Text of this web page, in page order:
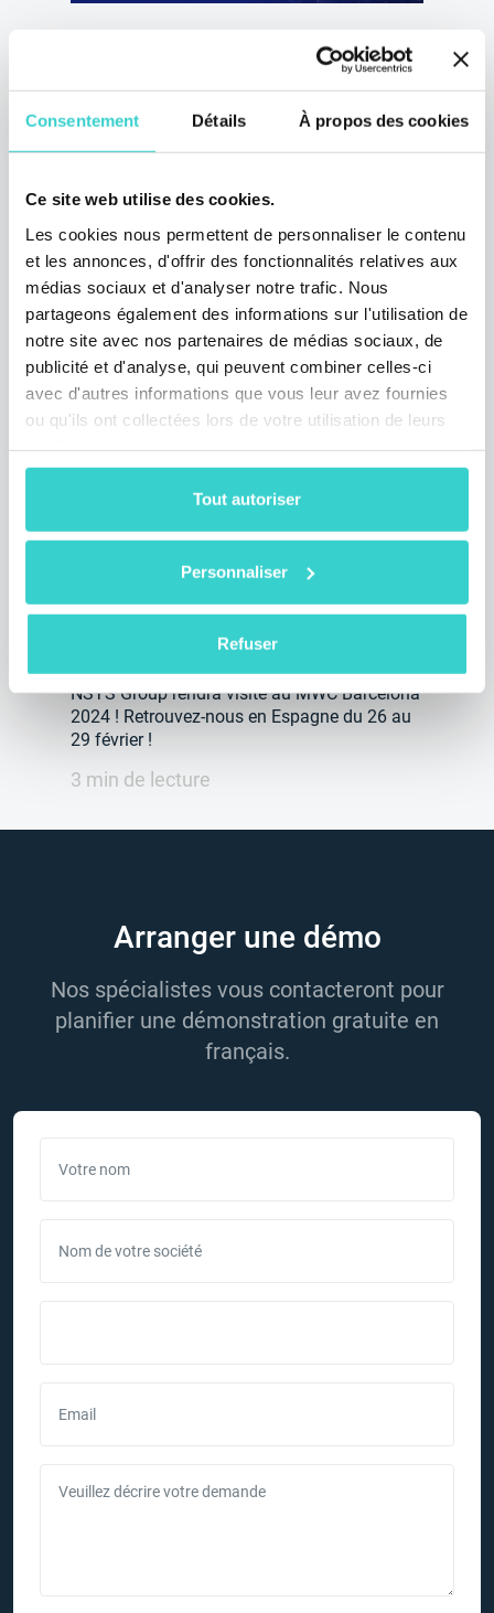
Consentement Détails À propos des cookies
Ce site web utilise des cookies.
Les cookies nous permettent de personnaliser le contenu
et les annonces, d'offrir des fonctionnalités relatives aux
médias sociaux et d'analyser notre trafic. Nous
partageons également des informations sur l'utilisation de
notre site avec nos partenaires de médias sociaux, de
publicité et d'analyse, qui peuvent combiner celles-ci
avec d'autres informations que vous leur avez fournies
ou qu'ils ont collectées lors de votre utilisation de leurs
Tout autoriser
Personnaliser
Refuser
Rencontrez NSYS Group au
mercredi 07 février 2024
NSYS Group Team
heureux de vous voir au GSMX au World
Trade Center de Barcelone, Espagne !
3 min de lecture
NSYS Group au MWC Barcelona
NSYS Group Team
NSYS Group rendra visite au MWC Barcelona
2024 ! Retrouvez-nous en Espagne du 26 au
29 février !
3 min de lecture
Arranger une démo
Nos spécialistes vous contacteront pour
planifier une démonstration gratuite en
français.
Votre nom
Nom de votre société
Email
Veuillez décrire votre demande